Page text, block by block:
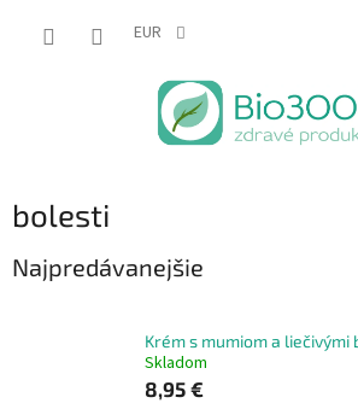
EUR
bolesti
Najpredávanejšie
Krém s mumiom a liečivými
Skladom
8,95 €